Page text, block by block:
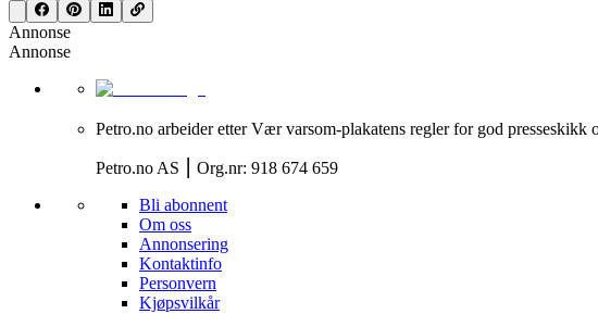
Annonse
Annonse
Petro.no arbeider etter Vær varsom-plakatens regler for god
Petro.no AS ⎮ Org.nr: 918 674 659
Bli abonnent
Om oss
Annonsering
Kontaktinfo
Personvern
Kjøpsvilkår